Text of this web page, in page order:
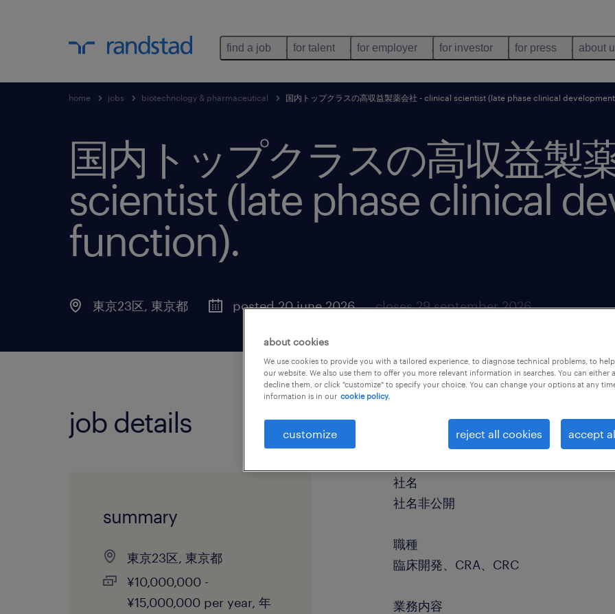
find a job for talent for employer for investor for press about
home jobs biotechnology & pharmaceutical 国内トップクラスの高収益製薬会社 - clinical scientist (late phase clinical
国内トップクラスの高収益製
scientist (late phase clinical
function).
東京23区, 東京都 posted 20 june 2026 closes 29 september 2026
job details
summary
東京23区, 東京都
¥10,000,000 -
¥15,000,000 per year, 年
社名
社名非公開
職種
臨床開発、CRA、CRC
業務内容
about cookies
We use cookies to provide you with a tailored experience, to diagnose technical problems, to
our website. We also use them to offer you more relevant information in searches. You can either
decline them, or click "customize" to specify your choice. You can change your options at any
information is in our cookie policy.
customize reject all cookies accept